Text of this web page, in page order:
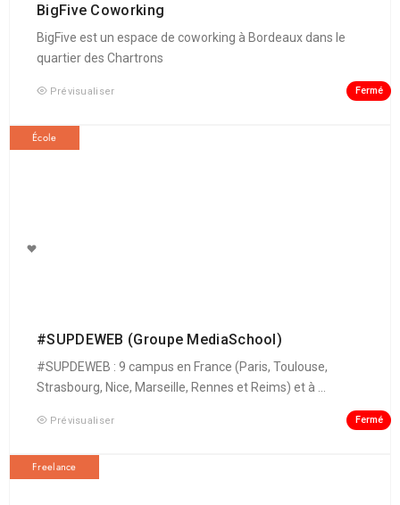
BigFive Coworking
BigFive est un espace de coworking à Bordeaux dans le
quartier des Chartrons
Prévisualiser Fermé
École
#SUPDEWEB (Groupe MediaSchool)
#SUPDEWEB : 9 campus en France (Paris, Toulouse,
Strasbourg, Nice, Marseille, Rennes et Reims) et à ...
Prévisualiser Fermé
Freelance